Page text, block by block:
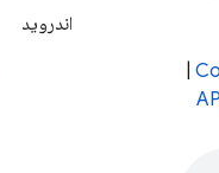
اندروید